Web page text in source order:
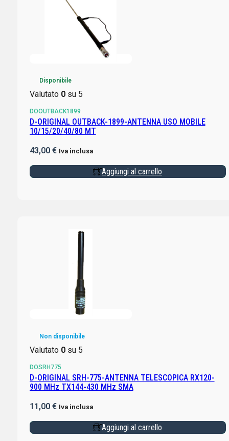
Disponibile
Valutato 0su 5
DOOUTBACK1899
D-ORIGINAL OUTBACK-1899-ANTENNA USO MOBILE
10/15/20/40/80 MT
43,00 € Iva inclusa
Aggiungi al carrello
Non disponibile
Valutato 0su 5
DOSRH775
D-ORIGINAL SRH-775-ANTENNA TELESCOPICA RX120-
900 MHz TX144-430 MHz SMA
11,00 € Iva inclusa
Aggiungi al carrello